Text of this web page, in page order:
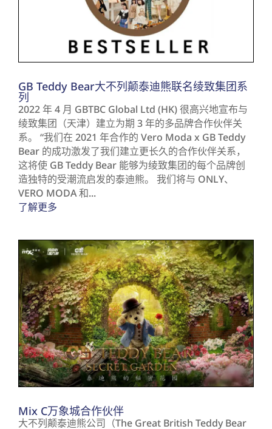
GB Teddy Bear大不列颠泰迪熊联名绫致集团系
列
2022 年 4 月 GBTBC Global Ltd (HK) 很高兴地宣布与
绫致集团（天津）建立为期 3 年的多品牌合作伙伴关
系。 “我们在 2021 年合作的 Vero Moda x GB Teddy
Bear 的成功激发了我们建立更长久的合作伙伴关系，
这将使 GB Teddy Bear 能够为绫致集团的每个品牌创
造独特的受潮流启发的泰迪熊。 我们将与 ONLY、
VERO MODA 和...
了解更多
Mix C万象城合作伙伴
大不列颠泰迪熊公司（The Great British Teddy Bear